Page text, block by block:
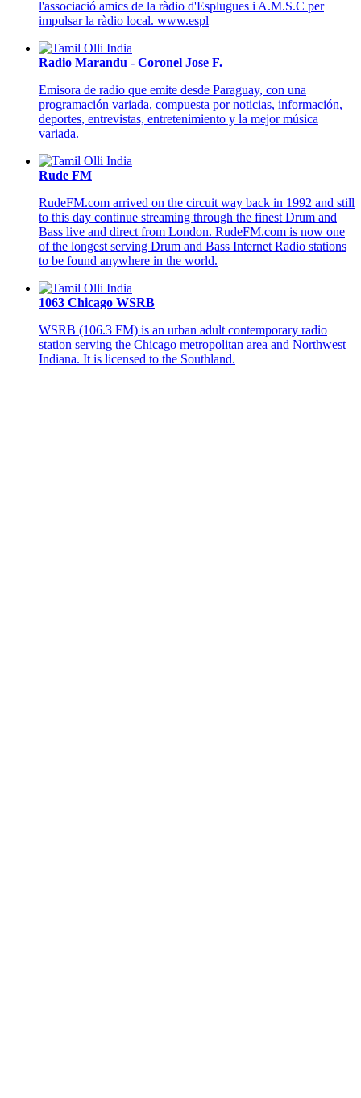
l'associació amics de la ràdio d'Esplugues i A.M.S.C per
impulsar la ràdio local. www.espl
Radio Marandu - Coronel Jose F.
Emisora de radio que emite desde Paraguay, con una
programación variada, compuesta por noticias, información,
deportes, entrevistas, entretenimiento y la mejor música
variada.
Rude FM
RudeFM.com arrived on the circuit way back in 1992 and still
to this day continue streaming through the finest Drum and
Bass live and direct from London. RudeFM.com is now one
of the longest serving Drum and Bass Internet Radio stations
to be found anywhere in the world.
1063 Chicago WSRB
WSRB (106.3 FM) is an urban adult contemporary radio
station serving the Chicago metropolitan area and Northwest
Indiana. It is licensed to the Southland.